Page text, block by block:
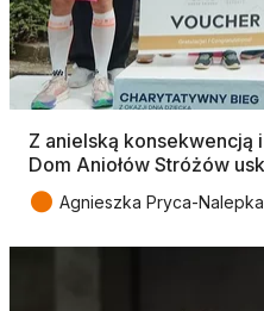
Z anielską konsekwencją
Dom Aniołów Stróżów
● Agnieszka Pryca-